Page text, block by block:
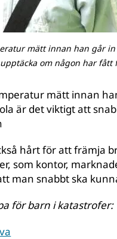
mätt innan han går
om någon har fått
mätt innan
är det viktigt att
hårt för att främja
som kontor,
man snabbt ska
för barn i katastrofer: